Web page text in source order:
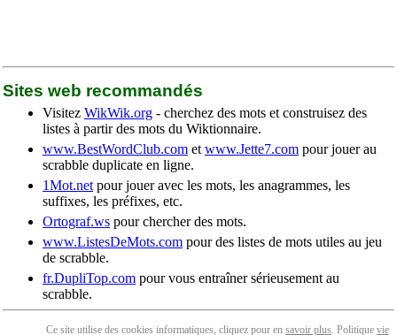
Sites web recommandés
Visitez WikWik.org - cherchez des mots et construisez des
listes à partir des mots du Wiktionnaire.
www.BestWordClub.com et www.Jette7.com pour jouer au
scrabble duplicate en ligne.
1Mot.net pour jouer avec les mots, les anagrammes, les
suffixes, les préfixes, etc.
Ortograf.ws pour chercher des mots.
www.ListesDeMots.com pour des listes de mots utiles au jeu
de scrabble.
fr.DupliTop.com pour vous entraîner sérieusement au
scrabble.
Ce site utilise des cookies informatiques, cliquez pour en savoir plus. Politique vie